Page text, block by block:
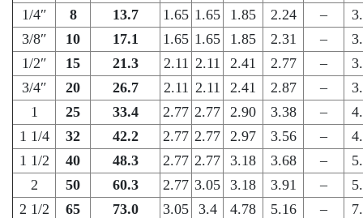
1/4″
8 13.7 1.65 1.65 1.85 2.24 –
3/8″
10 17.1 1.65 1.65 1.85 2.31 –
1/2″
15 21.3 2.11 2.11 2.41 2.77 –
3/4″
20 26.7 2.11 2.11 2.41 2.87 –
1
25 33.4 2.77 2.77 2.90 3.38 –
1 1/4
32 42.2 2.77 2.77 2.97 3.56 –
1 1/2
40 48.3 2.77 2.77 3.18 3.68 –
2
50 60.3 2.77 3.05 3.18 3.91 –
2 1/2
65 73.0 3.05 3.4 4.78 5.16 –